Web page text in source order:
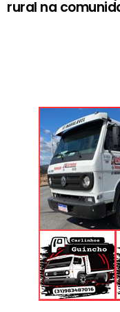
rural na